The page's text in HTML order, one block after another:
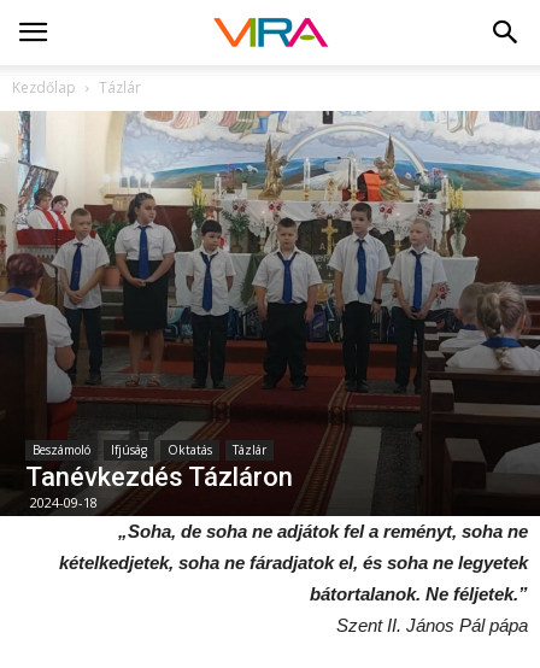
Kezdőlap Tázlár
Beszámoló Ifjúság Oktatás Tázlár
Tanévkezdés Tázláron
2024-09-18
„Soha, de soha ne adjátok fel a reményt, soha ne
kételkedjetek, soha ne fáradjatok el, és soha ne legyetek
bátortalanok. Ne féljetek.”
Szent II. János Pál pápa